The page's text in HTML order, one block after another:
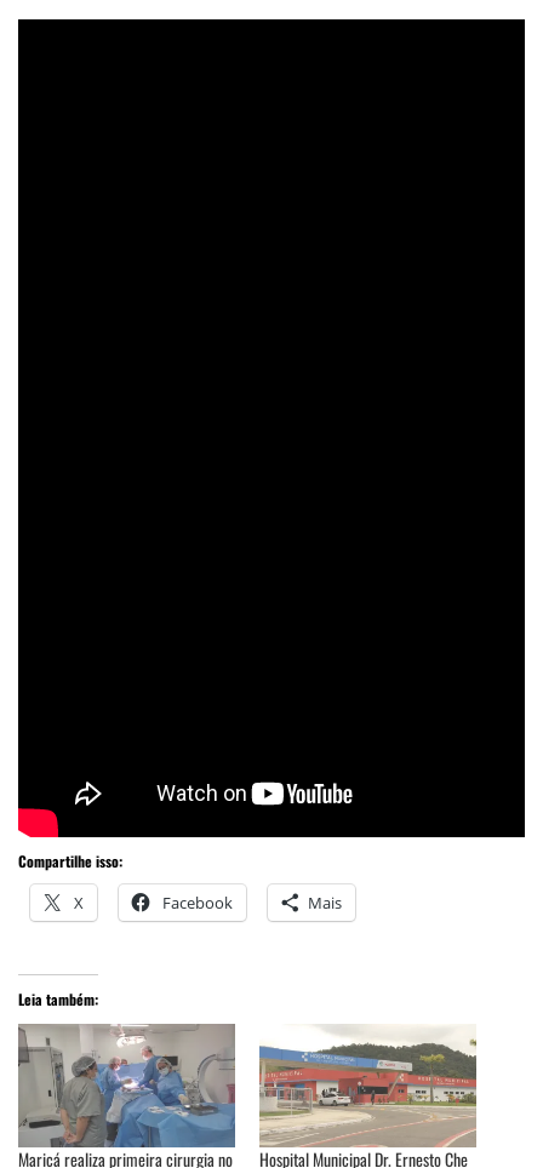
Compartilhe isso:
X Facebook Mais
Leia também:
Maricá realiza primeira cirurgia no Hospital Municipal Dr. Ernesto Che